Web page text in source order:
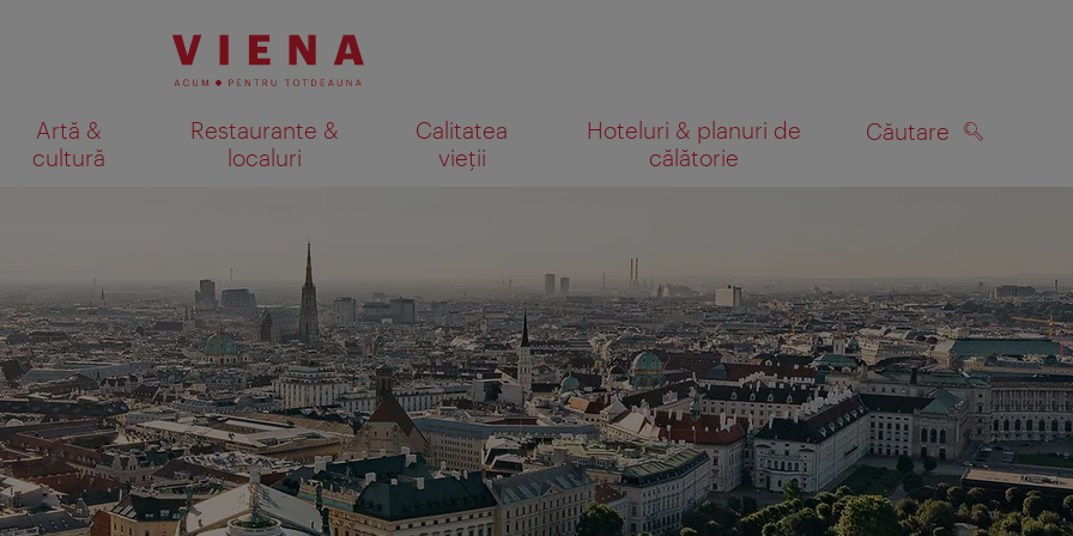
Artă &
cultură
Restaurante &
localuri
Calitatea
vieții
Hoteluri & planuri de
călătorie
Căutare